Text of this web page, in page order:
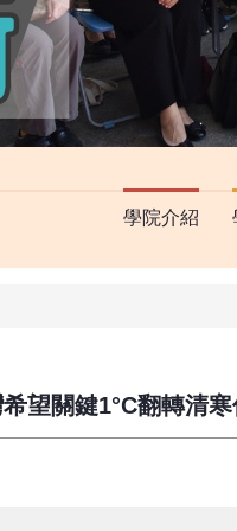
學院介紹
望關鍵1°C翻轉清寒